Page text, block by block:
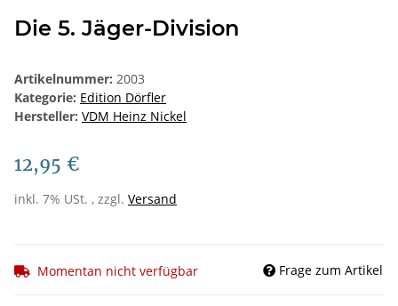
Die 5. Jäger-Division
Artikelnummer: 2003
Kategorie: Edition Dörfler
Hersteller: VDM Heinz Nickel
12,95 €
inkl. 7% USt. , zzgl. Versand
Momentan nicht verfügbar Frage zum Artikel